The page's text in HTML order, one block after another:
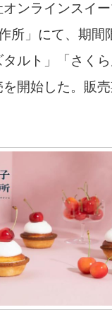
ンラインスイ
所」にて、期間
タルト」「さく
開始した。販